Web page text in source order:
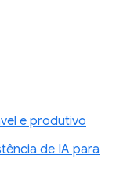
e produtivo
de IA para